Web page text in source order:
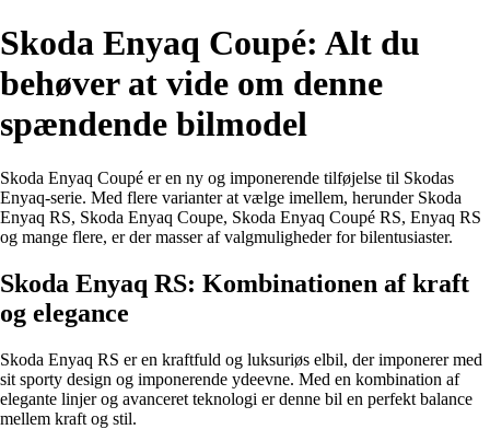
Skoda Enyaq Coupé: Alt du
behøver at vide om denne
spændende bilmodel
Skoda Enyaq Coupé er en ny og imponerende tilføjelse til Skodas
Enyaq-serie. Med flere varianter at vælge imellem, herunder Skoda
Enyaq RS, Skoda Enyaq Coupe, Skoda Enyaq Coupé RS, Enyaq RS
og mange flere, er der masser af valgmuligheder for bilentusiaster.
Skoda Enyaq RS: Kombinationen af kraft
og elegance
Skoda Enyaq RS er en kraftfuld og luksuriøs elbil, der imponerer med
sit sporty design og imponerende ydeevne. Med en kombination af
elegante linjer og avanceret teknologi er denne bil en perfekt balance
mellem kraft og stil.